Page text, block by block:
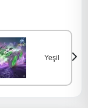
Yeşil